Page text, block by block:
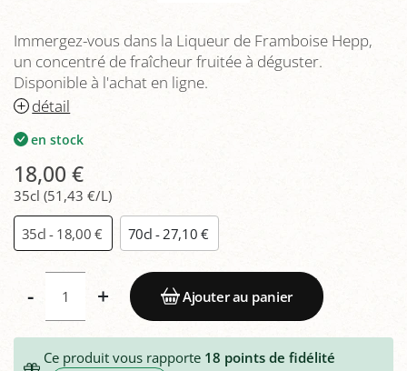
Immergez-vous dans la Liqueur de Framboise Hepp,
un concentré de fraîcheur fruitée à déguster.
Disponible à l'achat en ligne.
détail
en stock
18,00 €
35cl (51,43 €/L)
35cl - 18,00 € 70cl - 27,10 €
- + Ajouter au panier
Ce produit vous rapporte 18 points de fidélité